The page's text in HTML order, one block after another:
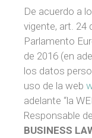
De acuerdo a
vigente, art. 24
Parlamento
de 2016 (en
los datos
uso de la web
adelante “la
Responsable
BUSINESS